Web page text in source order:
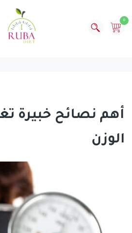
0
أهم نصائح خبيرة
الوزن